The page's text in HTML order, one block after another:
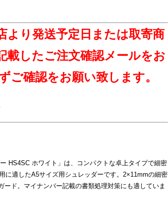
より発送予定日または取寄商
載したご注文確認メールをお
ご確認をお願い致します。
HS4SC ホワイト」は、コンパクトな卓上タイプで細密
に適したA5サイズ用シュレッダーです。2×11mmの細密
ド。マイナンバー記載の書類処理対策にも適していま